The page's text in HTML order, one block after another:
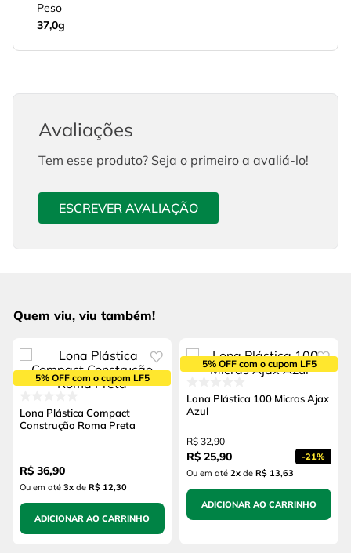
Peso
37,0g
Avaliações
Tem esse produto? Seja o primeiro a avaliá-lo!
ESCREVER AVALIAÇÃO
Quem viu, viu também!
5% OFF com o cupom LF5
Lona Plástica Compact
Construção Roma Preta
R$ 36,90
Ou em até 3x de R$ 12,30
ADICIONAR AO CARRINHO
5% OFF com o cupom LF5
Lona Plástica 100 Micras Ajax
Azul
R$ 32,90
R$ 25,90 -21%
Ou em até 2x de R$ 13,63
ADICIONAR AO CARRINHO